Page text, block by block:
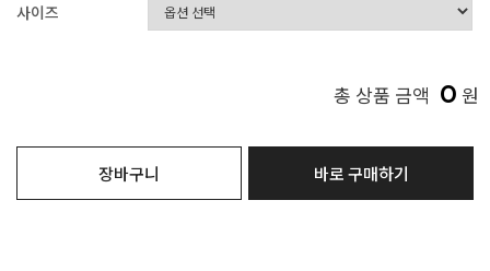
사이즈
총 상품 금액 0 원
장바구니 바로 구매하기